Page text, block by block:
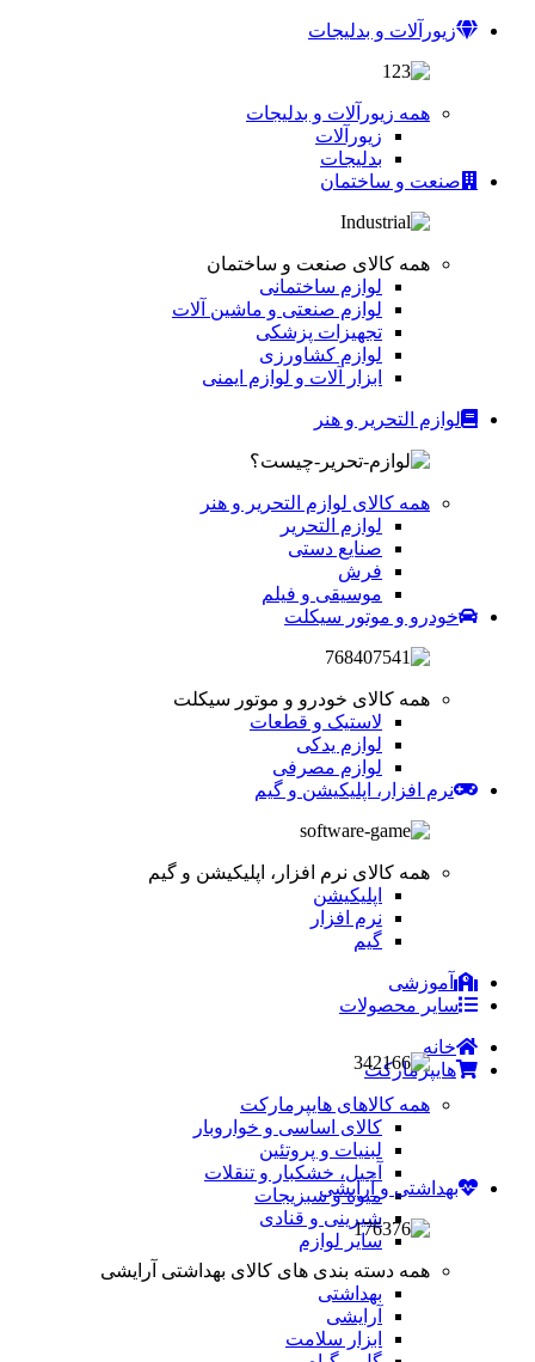
زیورآلات و بدلیجات
همه زیورآلات و بدلیجات
زیورآلات
بدلیجات
صنعت و ساختمان
همه کالای صنعت و ساختمان
لوازم ساختمانی
لوازم صنعتی و ماشین آلات
تجهیزات پزشکی
لوازم کشاورزی
ابزار آلات و لوازم ایمنی
لوازم التحریر و هنر
همه کالای لوازم التحریر و هنر
لوازم التحریر
صنایع دستی
فرش
موسیقی و فیلم
خودرو و موتور سیکلت
همه کالای خودرو و موتور سیکلت
لاستیک و قطعات
لوازم یدکی
لوازم مصرفی
نرم افزار، اپلیکیشن و گیم
همه کالای نرم افزار، اپلیکیشن و گیم
اپلیکیشن
نرم افزار
گیم
آموزشی
سایر محصولات
خانه
هایپرمارکت
همه کالاهای هایپرمارکت
کالای اساسی و خواروبار
لبنیات و پروتئین
آجیل، خشکبار و تنقلات
میوه و سبزیجات
شیرینی و قنادی
سایر لوازم
بهداشتی و آرایشی
همه دسته بندی های کالای بهداشتی آرایشی
بهداشتی
آرایشی
ابزار سلامت